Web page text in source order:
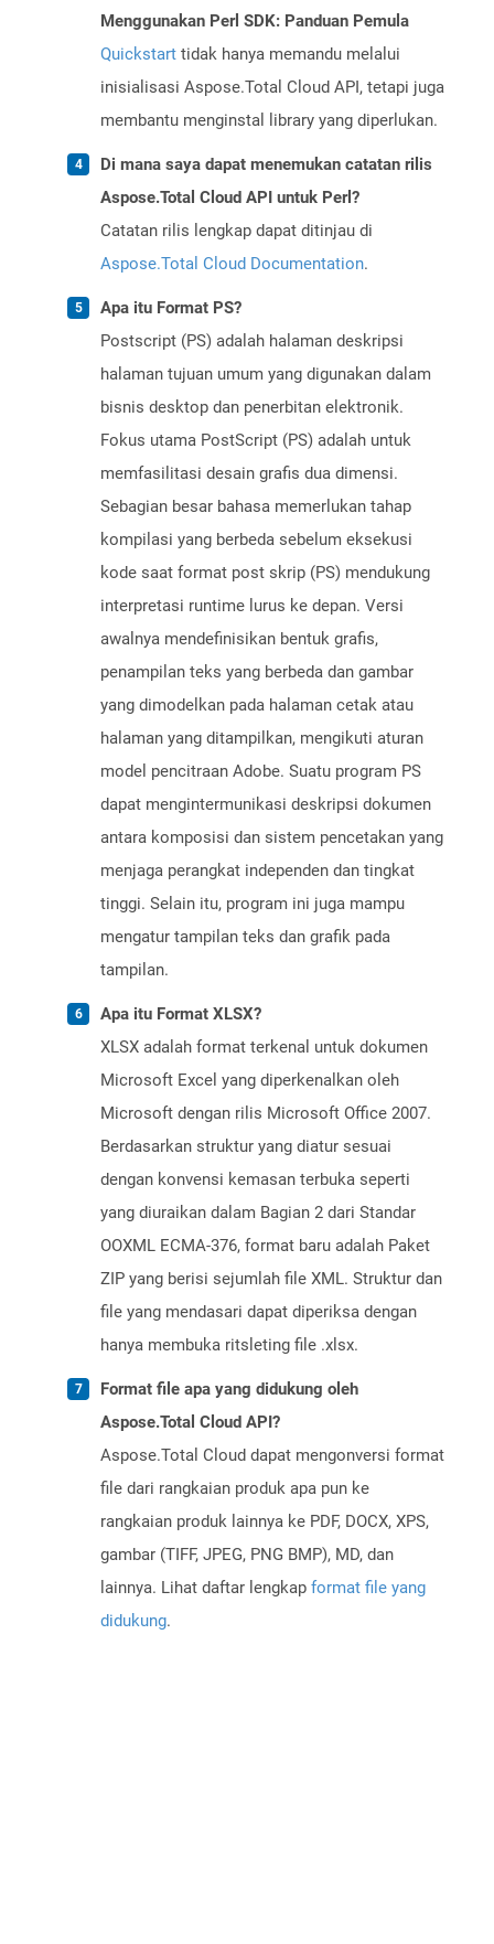
Menggunakan Perl SDK: Panduan Pemula
Quickstart tidak hanya memandu melalui
inisialisasi Aspose.Total Cloud API, tetapi juga
membantu menginstal library yang diperlukan.
Di mana saya dapat menemukan catatan rilis
Aspose.Total Cloud API untuk Perl?
Catatan rilis lengkap dapat ditinjau di
Aspose.Total Cloud Documentation.
Apa itu Format PS?
Postscript (PS) adalah halaman deskripsi
halaman tujuan umum yang digunakan dalam
bisnis desktop dan penerbitan elektronik.
Fokus utama PostScript (PS) adalah untuk
memfasilitasi desain grafis dua dimensi.
Sebagian besar bahasa memerlukan tahap
kompilasi yang berbeda sebelum eksekusi
kode saat format post skrip (PS) mendukung
interpretasi runtime lurus ke depan. Versi
awalnya mendefinisikan bentuk grafis,
penampilan teks yang berbeda dan gambar
yang dimodelkan pada halaman cetak atau
halaman yang ditampilkan, mengikuti aturan
model pencitraan Adobe. Suatu program PS
dapat mengintermunikasi deskripsi dokumen
antara komposisi dan sistem pencetakan yang
menjaga perangkat independen dan tingkat
tinggi. Selain itu, program ini juga mampu
mengatur tampilan teks dan grafik pada
tampilan.
Apa itu Format XLSX?
XLSX adalah format terkenal untuk dokumen
Microsoft Excel yang diperkenalkan oleh
Microsoft dengan rilis Microsoft Office 2007.
Berdasarkan struktur yang diatur sesuai
dengan konvensi kemasan terbuka seperti
yang diuraikan dalam Bagian 2 dari Standar
OOXML ECMA-376, format baru adalah Paket
ZIP yang berisi sejumlah file XML. Struktur dan
file yang mendasari dapat diperiksa dengan
hanya membuka ritsleting file .xlsx.
Format file apa yang didukung oleh
Aspose.Total Cloud API?
Aspose.Total Cloud dapat mengonversi format
file dari rangkaian produk apa pun ke
rangkaian produk lainnya ke PDF, DOCX, XPS,
gambar (TIFF, JPEG, PNG BMP), MD, dan
lainnya. Lihat daftar lengkap format file yang
didukung.